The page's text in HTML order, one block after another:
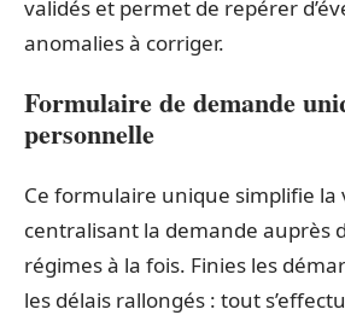
validés et permet de repérer
anomalies à corriger.
Formulaire de demande
personnelle
Ce formulaire unique simplifie la
centralisant la demande auprès
régimes à la fois. Finies les
les délais rallongés : tout